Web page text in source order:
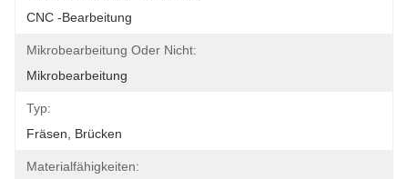
CNC -Bearbeitung
Mikrobearbeitung Oder Nicht:
Mikrobearbeitung
Typ:
Fräsen, Brücken
Materialfähigkeiten: